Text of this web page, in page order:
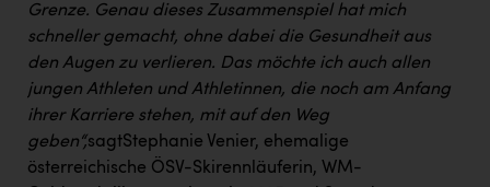
Grenze. Genau dieses Zusammenspiel hat mich
schneller gemacht, ohne dabei die Gesundheit aus
den Augen zu verlieren. Das möchte ich auch allen
jungen Athleten und Athletinnen, die noch am Anfang
ihrer Karriere stehen, mit auf den Weg
geben“,sagtStephanie Venier, ehemalige
österreichische ÖSV-Skirennläuferin, WM-